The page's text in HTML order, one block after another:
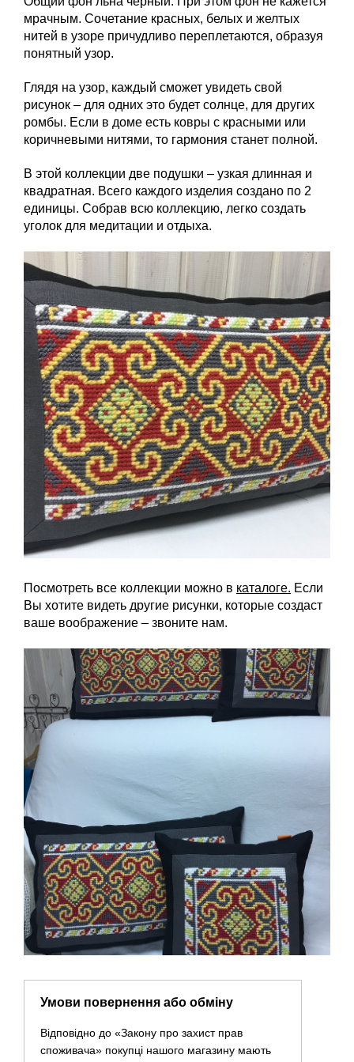
мрачным. Сочетание красных, белых и желтых
нитей в узоре причудливо переплетаются, образуя
понятный узор.
Глядя на узор, каждый сможет увидеть свой
рисунок – для одних это будет солнце, для других
ромбы. Если в доме есть ковры с красными или
коричневыми нитями, то гармония станет полной.
В этой коллекции две подушки – узкая длинная и
квадратная. Всего каждого изделия создано по 2
единицы. Собрав всю коллекцию, легко создать
уголок для медитации и отдыха.
Посмотреть все коллекции можно в каталоге. Если
Вы хотите видеть другие рисунки, которые создаст
ваше воображение – звоните нам.
Умови повернення або обміну
Відповідно до «Закону про захист прав
споживача» покупці нашого магазину мають